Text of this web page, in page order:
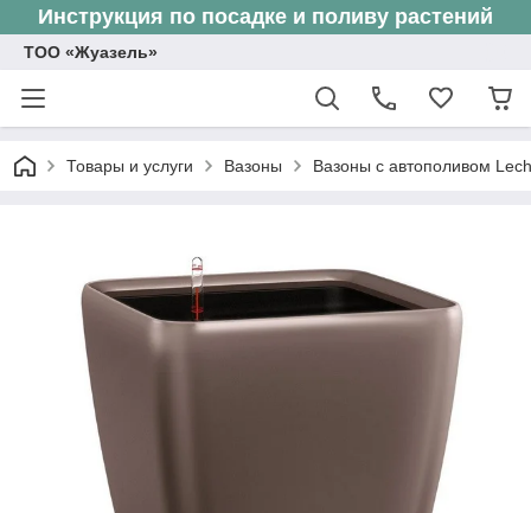
Инструкция по посадке и поливу растений
ТОО «Жуазель»
Товары и услуги Вазоны Вазоны с автополивом